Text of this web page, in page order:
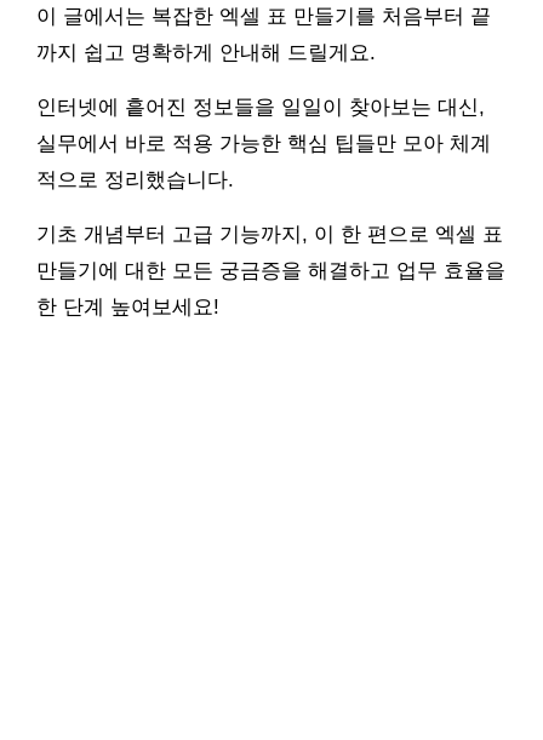
이 글에서는 복잡한 엑셀 표 만들기를 처음부터 끝
까지 쉽고 명확하게 안내해 드릴게요.
인터넷에 흩어진 정보들을 일일이 찾아보는 대신,
실무에서 바로 적용 가능한 핵심 팁들만 모아 체계
적으로 정리했습니다.
기초 개념부터 고급 기능까지, 이 한 편으로 엑셀 표
만들기에 대한 모든 궁금증을 해결하고 업무 효율을
한 단계 높여보세요!